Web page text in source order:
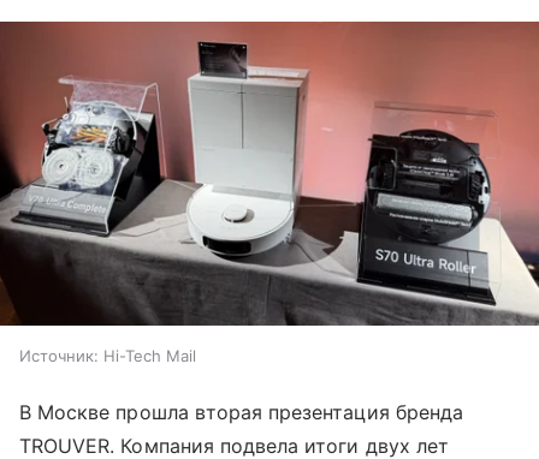
Источник: Hi-Tech Mail
В Москве прошла вторая презентация бренда
TROUVER. Компания подвела итоги двух лет